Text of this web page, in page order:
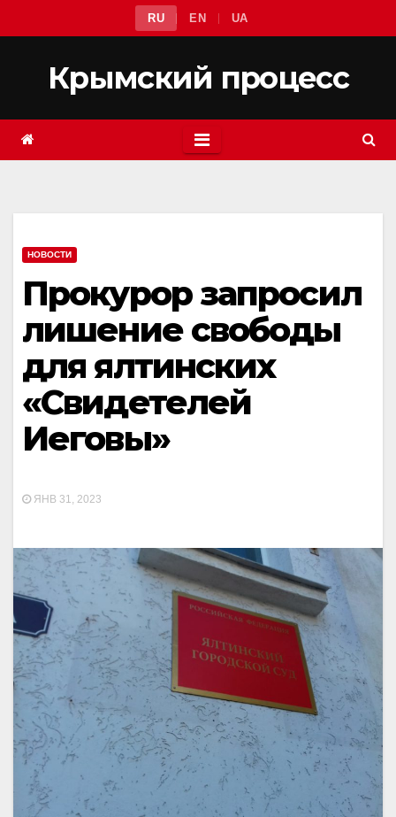
к
содержимому
RU EN UA
Крымский процесс
НОВОСТИ
Прокурор запросил
лишение свободы
для ялтинских
«Свидетелей
Иеговы»
ЯНВ 31, 2023